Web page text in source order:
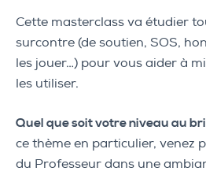
Cette masterclass va étudier
surcontre (de soutien, SOS,
les jouer…) pour vous aider à
les utiliser.
Quel que soit votre niveau au
ce thème en particulier, venez
du Professeur dans une